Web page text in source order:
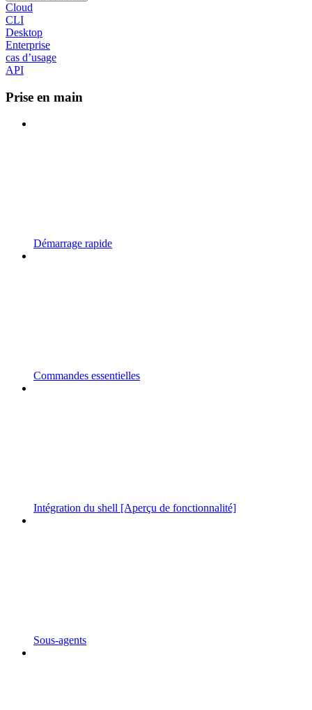
Cloud
CLI
Desktop
Enterprise
cas d’usage
API
Prise en main
Démarrage rapide
Commandes essentielles
Intégration du shell [Aperçu de fonctionnalité]
Sous-agents